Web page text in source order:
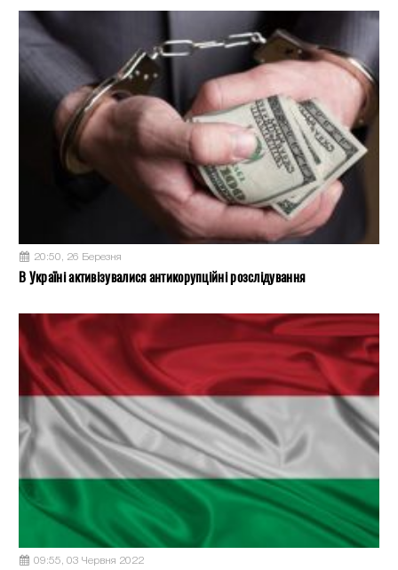
20:50, 26 Березня
В Україні активізувалися антикорупційні розслідування
09:55, 03 Червня 2022